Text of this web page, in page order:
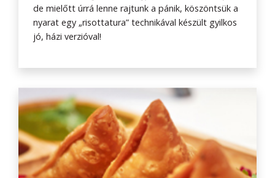
de mielőtt úrrá lenne rajtunk a pánik, köszöntsük a
nyarat egy „risottatura” technikával készült gyilkos
jó, házi verzióval!